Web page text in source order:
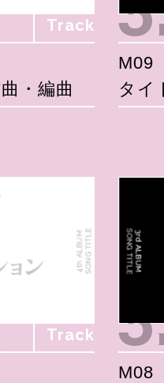
Track
・編曲
M09
タイ
Track
M08